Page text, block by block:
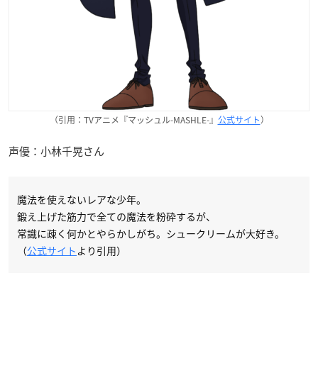
（引用：TVアニメ『マッシュル-MASHLE-』 公式サイト）
声優：小林千晃さん
魔法を使えないレアな少年。
鍛え上げた筋力で全ての魔法を粉砕するが、
常識に疎く何かとやらかしがち。シュークリームが大好き。
（公式サイト より引用）